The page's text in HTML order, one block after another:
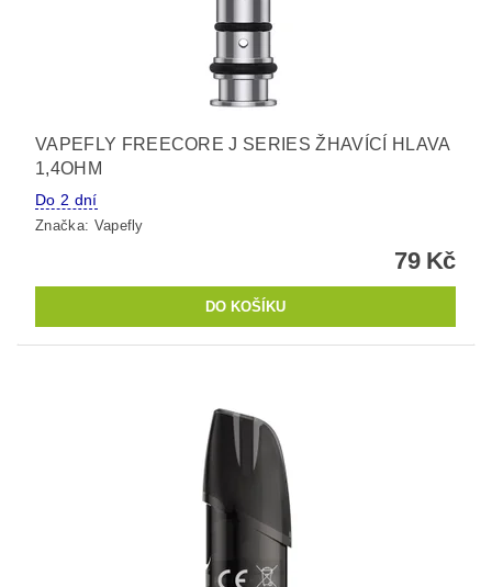
VAPEFLY FREECORE J SERIES ŽHAVÍCÍ HLAVA
1,4OHM
Do 2 dní
Značka: Vapefly
79 Kč